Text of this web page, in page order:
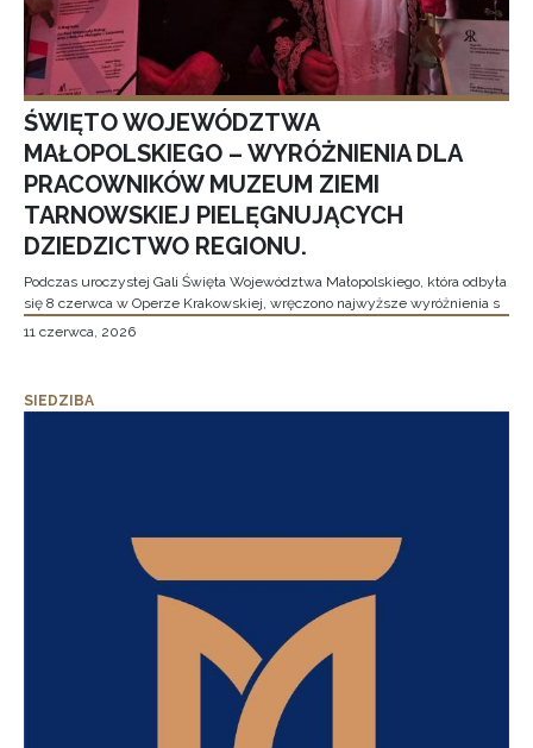
ŚWIĘTO WOJEWÓDZTWA
MAŁOPOLSKIEGO – WYRÓŻNIENIA DLA
PRACOWNIKÓW MUZEUM ZIEMI
TARNOWSKIEJ PIELĘGNUJĄCYCH
DZIEDZICTWO REGIONU.
Podczas uroczystej Gali Święta Województwa Małopolskiego, która odbyła
się 8 czerwca w Operze Krakowskiej, wręczono najwyższe wyróżnienia s
11 czerwca, 2026
SIEDZIBA